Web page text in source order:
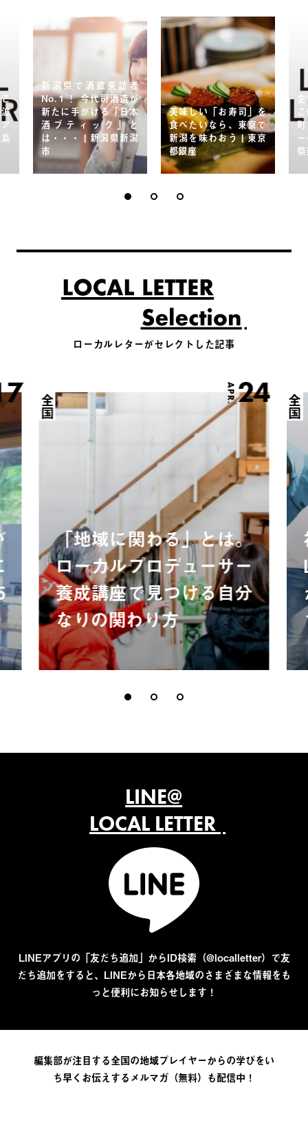
新潟県で酒蔵来訪者
No.１！ 今代司酒造が
新たに手がける「日本
酒ブティック」と
は・・・ | 新潟県新潟
市
美味しい「お寿司」を
食べたいなら、東京で
新潟を味わおう | 東京
都銀座
ローカルレターがセレクトした記事
APR.24
全国
「地域に関わる」とは。
ローカルプロデューサー
養成講座で見つける自分
なりの関わり方
全国
LINE@
LOCAL LETTER
LINEアプリの「友だち追加」からID検索（@localletter）で友
だち追加をすると、LINEから日本各地域のさまざまな情報をも
っと便利にお知らせします！
編集部が注目する全国の地域プレイヤーからの学びをい
ち早くお伝えするメルマガ（無料）も配信中！